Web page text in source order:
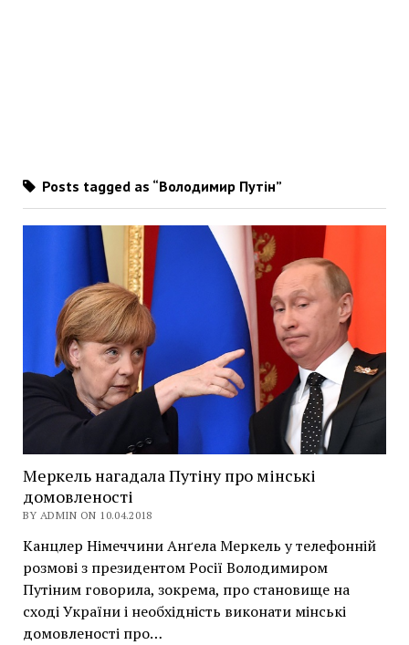
Posts tagged as “Володимир Путін”
Меркель нагадала Путіну про мінські
домовленості
BY ADMIN ON 10.04.2018
Канцлер Німеччини Анґела Меркель у телефонній
розмові з президентом Росії Володимиром
Путіним говорила, зокрема, про становище на
сході України і необхідність виконати мінські
домовленості про…